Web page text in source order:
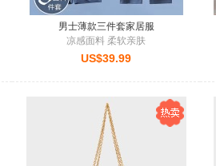
男士薄款三件套家居服
凉感面料 柔软亲肤
US$39.99